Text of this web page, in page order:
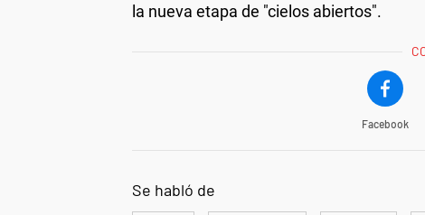
la nueva etapa de "cielos abiertos".
Facebook
Se habló de